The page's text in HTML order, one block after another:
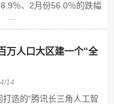
％、2月份56.0％的跌幅
...
万人口大区建一个“全
14
造的“腾讯长三角人工智